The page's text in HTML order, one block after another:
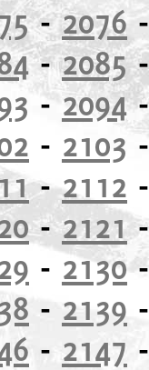
-2076
-2085
- 2094
- 2103
-2112
-2121
- 2130
- 2139
- 2147